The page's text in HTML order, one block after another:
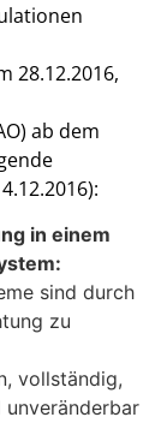
28.12.2016,
ab dem
in einem
sind durch
zu
vollständig,